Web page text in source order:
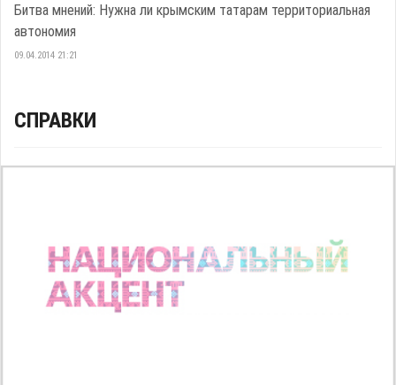
Битва мнений: Нужна ли крымским татарам территориальная
автономия
09.04.2014 21:21
СПРАВКИ